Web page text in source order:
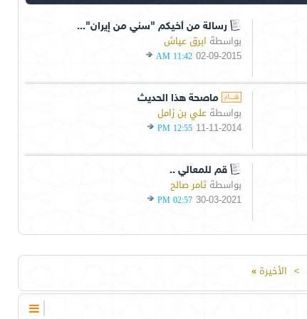
رسالة من أخيكم "سني من إيران"...
بواسطة ابرق عياش
02-09-2015
11:42 AM
ماصحة هذا الحديث
بواسطةعلي بن زامل
11-11-2014
12:55 PM
قم للمعالي ..
بواسطةثامر صالح
30-03-2021
02:57 PM
> الأخيرة»